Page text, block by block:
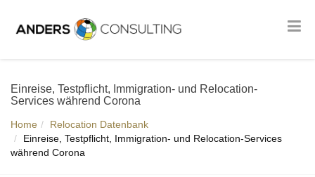
Einreise, Testpflicht, Immigration- und Relocation-
Services während Corona
Home
Relocation Datenbank
Einreise, Testpflicht, Immigration- und Relocation-Services
während Corona